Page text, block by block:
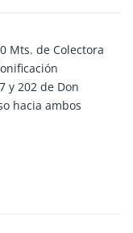
Mts. de Colectora
y 202 de Don
hacia ambos